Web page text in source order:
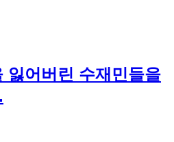
잃어버린 수재민들을